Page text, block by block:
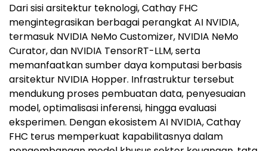
Dari sisi arsitektur teknologi, Cathay FHC
mengintegrasikan berbagai perangkat AI NVIDIA,
termasuk NVIDIA NeMo Customizer, NVIDIA NeMo
Curator, dan NVIDIA TensorRT-LLM, serta
memanfaatkan sumber daya komputasi berbasis
arsitektur NVIDIA Hopper. Infrastruktur tersebut
mendukung proses pembuatan data, penyesuaian
model, optimalisasi inferensi, hingga evaluasi
eksperimen. Dengan ekosistem AI NVIDIA, Cathay
FHC terus memperkuat kapabilitasnya dalam